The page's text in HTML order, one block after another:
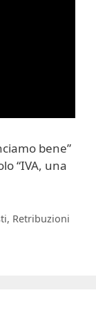
bene”
“IVA, una
, Retribuzioni